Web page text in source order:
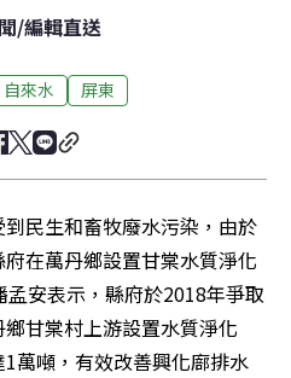
/編輯直送
自來水 屏東
民生和畜牧廢水污染，由於
在萬丹鄉設置甘棠水質淨化
安表示，縣府於2018年爭取
甘棠村上游設置水質淨化
萬噸，有效改善興化廍排水